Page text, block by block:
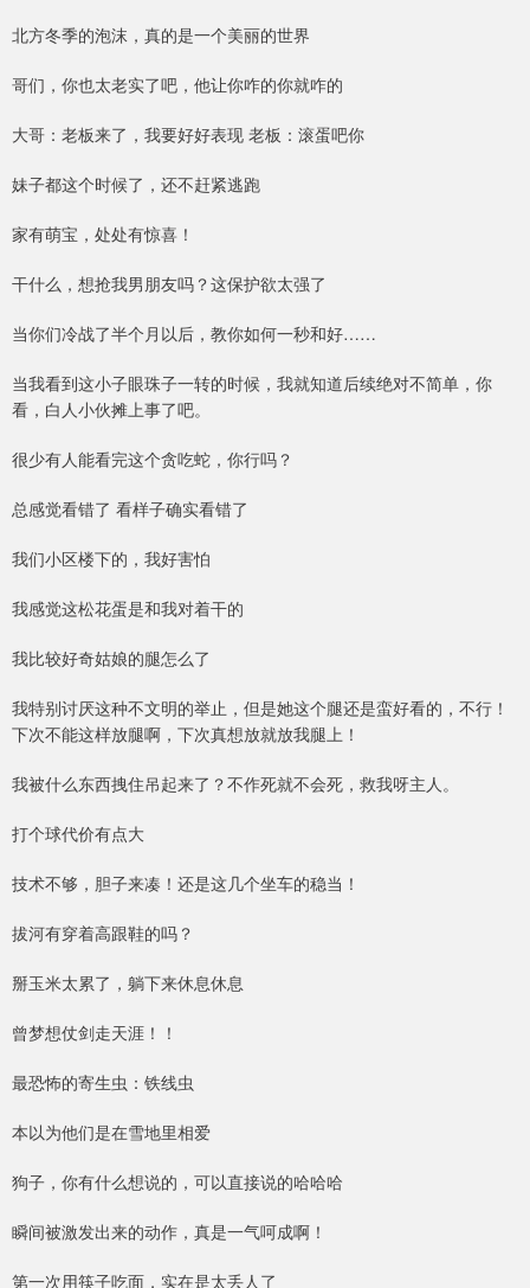
北方冬季的泡沫，真的是一个美丽的世界
哥们，你也太老实了吧，他让你咋的你就咋的
大哥：老板来了，我要好好表现 老板：滚蛋吧你
妹子都这个时候了，还不赶紧逃跑
家有萌宝，处处有惊喜！
干什么，想抢我男朋友吗？这保护欲太强了
当你们冷战了半个月以后，教你如何一秒和好……
当我看到这小子眼珠子一转的时候，我就知道后续绝对不简单，你
看，白人小伙摊上事了吧。
很少有人能看完这个贪吃蛇，你行吗？
总感觉看错了 看样子确实看错了
我们小区楼下的，我好害怕
我感觉这松花蛋是和我对着干的
我比较好奇姑娘的腿怎么了
我特别讨厌这种不文明的举止，但是她这个腿还是蛮好看的，不行！
下次不能这样放腿啊，下次真想放就放我腿上！
我被什么东西拽住吊起来了？不作死就不会死，救我呀主人。
打个球代价有点大
技术不够，胆子来凑！还是这几个坐车的稳当！
拔河有穿着高跟鞋的吗？
掰玉米太累了，躺下来休息休息
曾梦想仗剑走天涯！！
最恐怖的寄生虫：铁线虫
本以为他们是在雪地里相爱
狗子，你有什么想说的，可以直接说的哈哈哈
瞬间被激发出来的动作，真是一气呵成啊！
第一次用筷子吃面，实在是太丢人了